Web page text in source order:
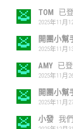
TOM 已
2025年11月
開團小幫
2025年11月
AMY 已
2025年11月
開團小幫
2025年11月
小發 我